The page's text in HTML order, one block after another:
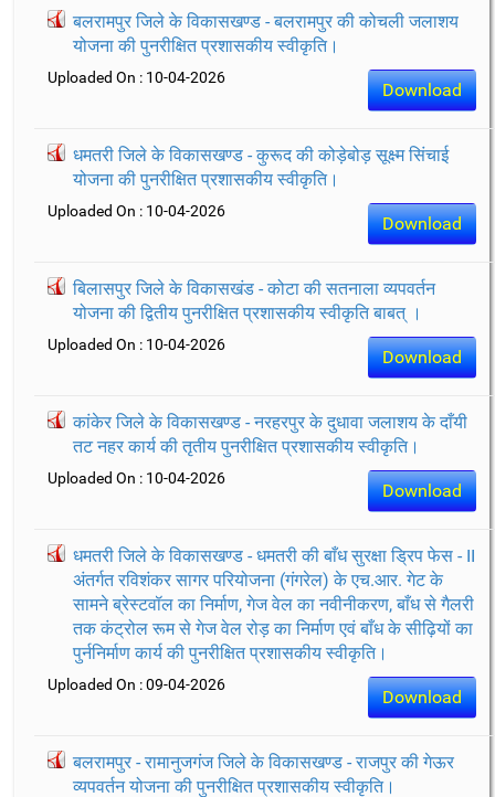
बलरामपुर जिले के विकासखण्ड - बलरामपुर की कोचली जलाशय
योजना की पुनरीक्षित प्रशासकीय स्वीकृति।
Download
Uploaded On : 10-04-2026
धमतरी जिले के विकासखण्ड - कुरूद की कोड़ेबोड़ सूक्ष्म सिंचाई
योजना की पुनरीक्षित प्रशासकीय स्वीकृति।
Download
Uploaded On : 10-04-2026
बिलासपुर जिले के विकासखंड - कोटा की सतनाला व्यपवर्तन
योजना की द्वितीय पुनरीक्षित प्रशासकीय स्वीकृति बाबत् ।
Download
Uploaded On : 10-04-2026
कांकेर जिले के विकासखण्ड - नरहरपुर के दुधावा जलाशय के दाँयी
तट नहर कार्य की तृतीय पुनरीक्षित प्रशासकीय स्वीकृति।
Download
Uploaded On : 10-04-2026
धमतरी जिले के विकासखण्ड - धमतरी की बाँध सुरक्षा ड्रिप फेस - II
अंतर्गत रविशंकर सागर परियोजना (गंगरेल) के एच.आर. गेट के
सामने ब्रेस्टवॉल का निर्माण, गेज वेल का नवीनीकरण, बाँध से गैलरी
तक कंट्रोल रूम से गेज वेल रोड़ का निर्माण एवं बाँध के सीढ़ियों का
पुर्ननिर्माण कार्य की पुनरीक्षित प्रशासकीय स्वीकृति।
Download
Uploaded On : 09-04-2026
बलरामपुर - रामानुजगंज जिले के विकासखण्ड - राजपुर की गेऊर
व्यपवर्तन योजना की पुनरीक्षित प्रशासकीय स्वीकृति।